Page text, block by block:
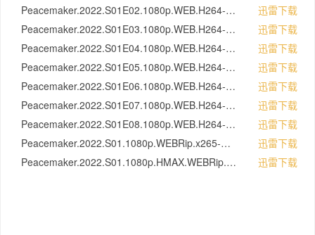
Peacemaker.2022.S01E02.1080p.WEB.H264-CAKES[rartv]
迅雷下载
Peacemaker.2022.S01E03.1080p.WEB.H264-CAKES[rartv]
迅雷下载
Peacemaker.2022.S01E04.1080p.WEB.H264-CAKES[rartv]
迅雷下载
Peacemaker.2022.S01E05.1080p.WEB.H264-CAKES[rartv]
迅雷下载
Peacemaker.2022.S01E06.1080p.WEB.H264-CAKES[rartv]
迅雷下载
Peacemaker.2022.S01E07.1080p.WEB.H264-CAKES[rartv]
迅雷下载
Peacemaker.2022.S01E08.1080p.WEB.H264-CAKES[rartv]
迅雷下载
Peacemaker.2022.S01.1080p.WEBRip.x265-RARBG
迅雷下载
Peacemaker.2022.S01.1080p.HMAX.WEBRip.DD5.1.x264-NTb[rartv]
迅雷下载